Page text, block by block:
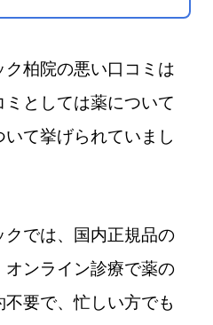
柏院の悪い口コミは
としては薬について
て挙げられていまし
では、国内正規品の
ンライン診療で薬の
要で、忙しい方でも